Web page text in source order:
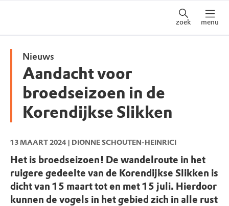
zoek menu
Nieuws
Aandacht voor
broedseizoen in de
Korendijkse Slikken
13 MAART 2024 | DIONNE SCHOUTEN-HEINRICI
Het is broedseizoen! De wandelroute in het
ruigere gedeelte van de Korendijkse Slikken is
dicht van 15 maart tot en met 15 juli. Hierdoor
kunnen de vogels in het gebied zich in alle rust